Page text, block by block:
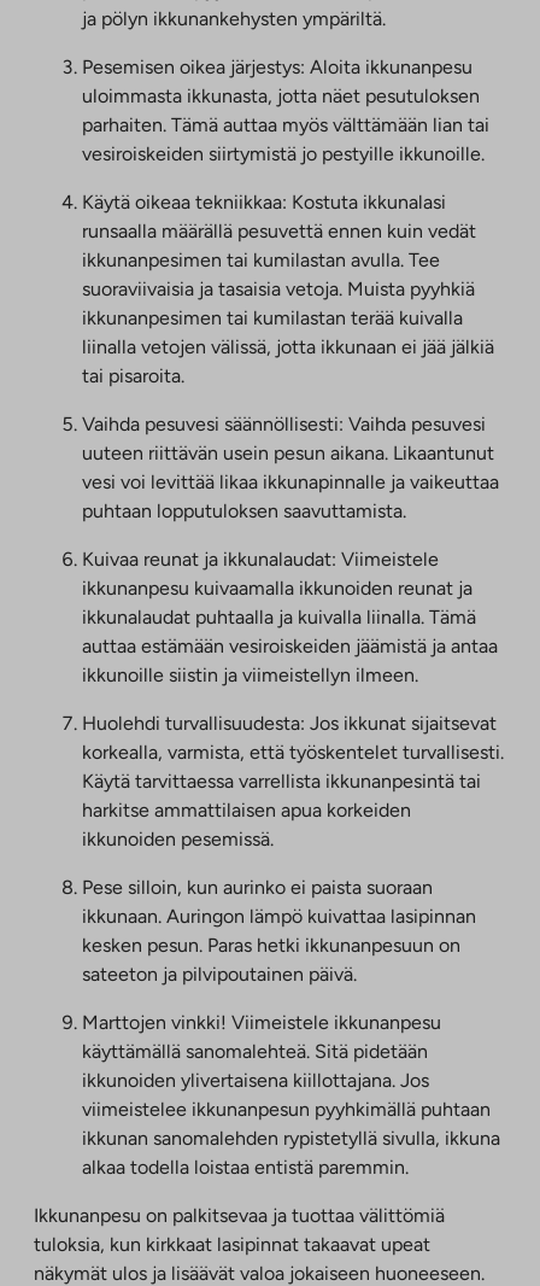
ja pölyn ikkunankehysten ympäriltä.
Pesemisen oikea järjestys: Aloita ikkunanpesu
uloimmasta ikkunasta, jotta näet pesutuloksen
parhaiten. Tämä auttaa myös välttämään lian tai
vesiroiskeiden siirtymistä jo pestyille ikkunoille.
Käytä oikeaa tekniikkaa: Kostuta ikkunalasi
runsaalla määrällä pesuvettä ennen kuin vedät
ikkunanpesimen tai kumilastan avulla. Tee
suoraviivaisia ja tasaisia vetoja. Muista pyyhkiä
ikkunanpesimen tai kumilastan terää kuivalla
liinalla vetojen välissä, jotta ikkunaan ei jää jälkiä
tai pisaroita.
Vaihda pesuvesi säännöllisesti: Vaihda pesuvesi
uuteen riittävän usein pesun aikana. Likaantunut
vesi voi levittää likaa ikkunapinnalle ja vaikeuttaa
puhtaan lopputuloksen saavuttamista.
Kuivaa reunat ja ikkunalaudat: Viimeistele
ikkunanpesu kuivaamalla ikkunoiden reunat ja
ikkunalaudat puhtaalla ja kuivalla liinalla. Tämä
auttaa estämään vesiroiskeiden jäämistä ja antaa
ikkunoille siistin ja viimeistellyn ilmeen.
Huolehdi turvallisuudesta: Jos ikkunat sijaitsevat
korkealla, varmista, että työskentelet turvallisesti.
Käytä tarvittaessa varrellista ikkunanpesintä tai
harkitse ammattilaisen apua korkeiden
ikkunoiden pesemissä.
Pese silloin, kun aurinko ei paista suoraan
ikkunaan. Auringon lämpö kuivattaa lasipinnan
kesken pesun. Paras hetki ikkunanpesuun on
sateeton ja pilvipoutainen päivä.
Marttojen vinkki! Viimeistele ikkunanpesu
käyttämällä sanomalehteä. Sitä pidetään
ikkunoiden ylivertaisena kiillottajana. Jos
viimeistelee ikkunanpesun pyyhkimällä puhtaan
ikkunan sanomalehden rypistetyllä sivulla, ikkuna
alkaa todella loistaa entistä paremmin.
Ikkunanpesu on palkitsevaa ja tuottaa välittömiä
tuloksia, kun kirkkaat lasipinnat takaavat upeat
näkymät ulos ja lisäävät valoa jokaiseen huoneeseen.